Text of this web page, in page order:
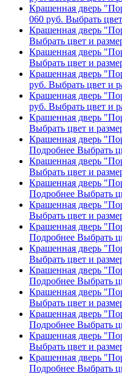
Крашенная дверь
060 руб. Выбрать
Крашенная дверь
Выбрать цвет и
Крашенная дверь
Выбрать цвет и
Крашенная дверь
руб. Выбрать цвет и
Крашенная дверь
руб. Выбрать цвет и
Крашенная дверь
Выбрать цвет и
Крашенная дверь
Подробнее Выбрать
Крашенная дверь
Выбрать цвет и
Крашенная дверь
Подробнее Выбрать
Крашенная дверь
Выбрать цвет и
Крашенная дверь
Подробнее Выбрать
Крашенная дверь
Выбрать цвет и
Крашенная дверь
Подробнее Выбрать
Крашенная дверь
Выбрать цвет и
Крашенная дверь
Подробнее Выбрать
Крашенная дверь
Выбрать цвет и
Крашенная дверь
Подробнее Выбрать